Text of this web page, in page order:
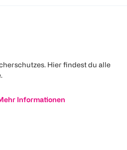
Hier findest du alle
Informationen